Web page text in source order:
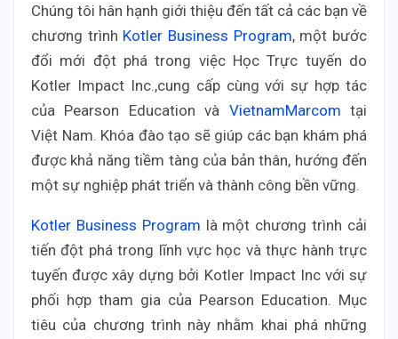
Chúng tôi hân hạnh giới thiệu đến tất cả các bạn về
chương trình Kotler Business Program, một bước
đổi mới đột phá trong việc Học Trực tuyến do
Kotler Impact Inc.,cung cấp cùng với sự hợp tác
của Pearson Education và VietnamMarcom tại
Việt Nam. Khóa đào tạo sẽ giúp các bạn khám phá
được khả năng tiềm tàng của bản thân, hướng đến
một sự nghiệp phát triển và thành công bền vững.
Kotler Business Program là một chương trình cải
tiến đột phá trong lĩnh vực học và thực hành trực
tuyến được xây dựng bởi Kotler Impact Inc với sự
phối hợp tham gia của Pearson Education. Mục
tiêu của chương trình này nhằm khai phá những